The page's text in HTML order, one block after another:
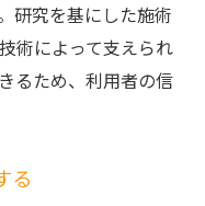
研究を基にした施術
術によって支えられ
るため、利用者の信
る